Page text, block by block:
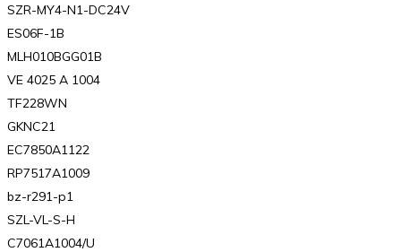
SZR-MY4-N1-DC24V
ES06F-1B
MLH010BGG01B
VE 4025 A 1004
TF228WN
GKNC21
EC7850A1122
RP7517A1009
bz-r291-p1
SZL-VL-S-H
C7061A1004/U